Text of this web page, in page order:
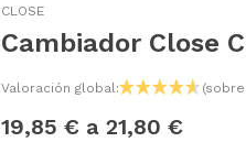
CLOSE
Cambiador Close
Valoración global:
19,85 € a 21,80 €